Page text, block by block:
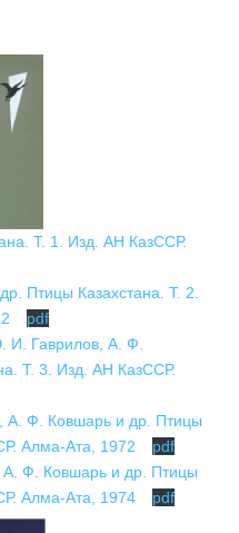
Т. 1. Изд. АН КазССР.
Птицы Казахстана. Т. 2.
pdf
И. Гаврилов, А. Ф.
Т. 3. Изд. АН КазССР.
А. Ф. Ковшарь и др. Птицы
Алма-Ата, 1972
pdf
Ф. Ковшарь и др. Птицы
Алма-Ата, 1974
pdf